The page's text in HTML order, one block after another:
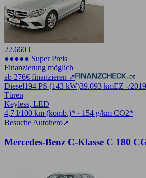
22.660 €
●●●●● Super Preis
Finanzierung möglich
ab 276€ finanzieren ↗
Diesel194 PS (143 kW)39.093 kmEZ -/2019
Türen
Keyless, LED
4,7 l/100 km (komb.)* · 154 g/km CO2*
Besuche Autohero➚
Mercedes-Benz C-Klasse C 180